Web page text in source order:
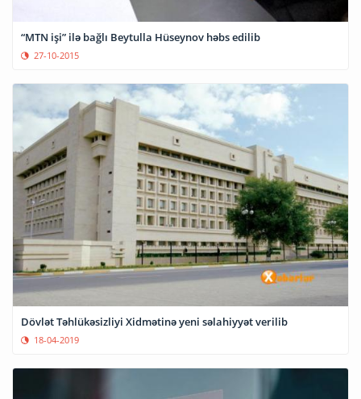
“MTN işi” ilə bağlı Beytulla Hüseynov həbs edilib
27-10-2015
Dövlət Təhlükəsizliyi Xidmətinə yeni səlahiyyət verilib
18-04-2019